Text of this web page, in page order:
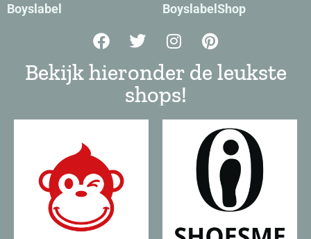
Boyslabel
BoyslabelShop
Bekijk hieronder de leukste
shops!